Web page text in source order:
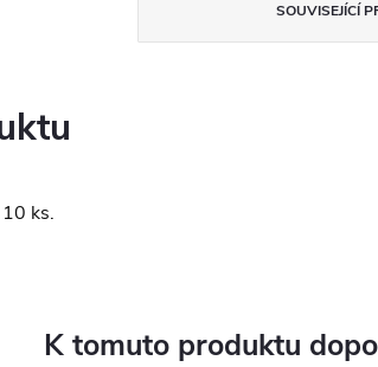
SOUVISEJÍCÍ
ks.
K tomuto produktu